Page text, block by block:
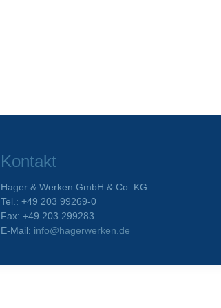
Kontakt
Hager & Werken GmbH & Co. KG
Tel.: +49 203 99269-0
Fax: +49 203 299283
E-Mail: info@hagerwerken.de